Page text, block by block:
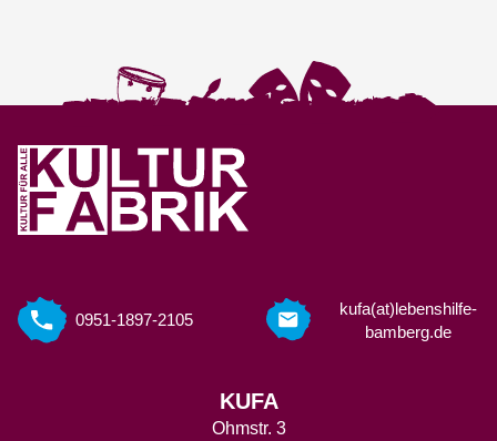
0951-1897-2105
kufa(at)lebenshilfe-
bamberg.de
KUFA
Ohmstr. 3